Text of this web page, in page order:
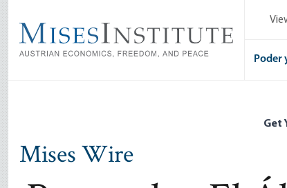
main
content
Poder
Get
Mises Wire